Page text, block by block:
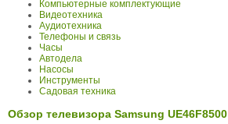
Компьютерные комплектующие
Видеотехника
Аудиотехника
Телефоны и связь
Часы
Автодела
Насосы
Инструменты
Садовая техника
Обзор телевизора Samsung UE46F8500